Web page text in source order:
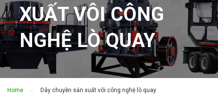
XUẤT VÔI CÔNG
NGHỆ LÒ QUAY
Home Dây chuyền sản xuất vôi công nghệ lò quay